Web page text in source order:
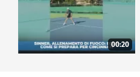
00:20